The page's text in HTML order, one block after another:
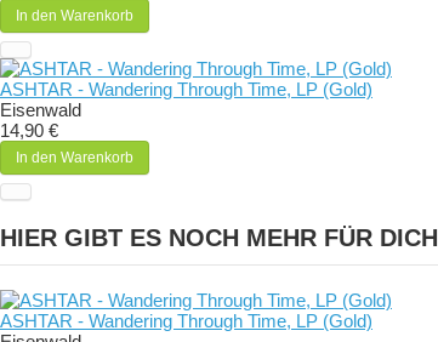
In den Warenkorb
ASHTAR - Wandering Through Time, LP (Gold)
Eisenwald
14,90 €
In den Warenkorb
HIER GIBT ES NOCH MEHR FÜR DICH
ASHTAR - Wandering Through Time, LP (Gold)